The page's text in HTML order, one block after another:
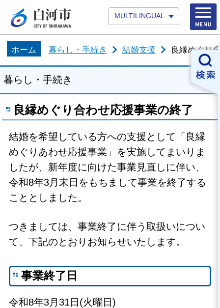
MULTILINGUAL
ホーム 暮らし・手続き 結婚支援 良縁めぐり
暮らし・手続き
良縁めぐり合わせ応援事業の終了
結婚を希望している方への支援として「良縁
めぐりあわせ応援事業」を実施してまいりま
したが、新年度に向けた事業見直しに伴い、
令和8年3月末日をもちまして事業を終了する
こととしました。
つきましては、事業終了に伴う取扱いについ
て、下記のとおりお知らせいたします。
事業終了日
令和8年3月31日(火曜日)